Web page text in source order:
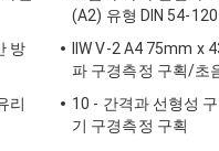
방
리
(A2) 유형 DIN 54-
IIW V-2 A4 75mm x
파 구경측정 구획/초
10 - 간격과 선형성
기 구경측정 구획